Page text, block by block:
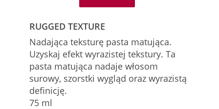
RUGGED TEXTURE
Nadająca teksturę pasta matująca.
Uzyskaj efekt wyrazistej tekstury. Ta
pasta matująca nadaje włosom
surowy, szorstki wygląd oraz wyrazistą
definicję.
75 ml